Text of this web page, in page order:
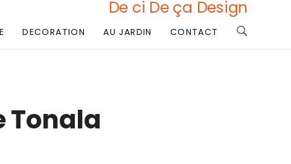
De ci De ça Design
DECORATION AU JARDIN CONTACT
Tonala